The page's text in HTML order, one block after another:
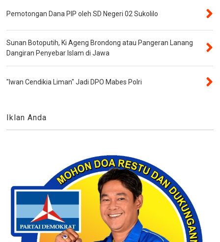
Pemotongan Dana PIP oleh SD Negeri 02 Sukolilo
Sunan Botoputih, Ki Ageng Brondong atau Pangeran Lanang
Dangiran Penyebar Islam di Jawa
"Iwan Cendikia Liman" Jadi DPO Mabes Polri
Iklan Anda